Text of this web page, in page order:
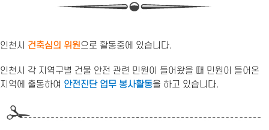
인천시 건축심의 위원으로 활동중에 있습니다.
인천시 각 지역구별 건물 안전 관련 민원이 들어왔을 때 민원이 들어온
지역에 출동하여 안전진단 업무 봉사활동을 하고 있습니다.